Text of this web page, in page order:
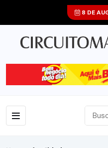
8 DE